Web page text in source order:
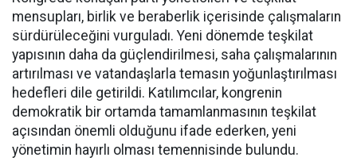
mensupları, birlik ve beraberlik içerisinde çalışmaların
sürdürüleceğini vurguladı. Yeni dönemde teşkilat
yapısının daha da güçlendirilmesi, saha çalışmalarının
artırılması ve vatandaşlarla temasın yoğunlaştırılması
hedefleri dile getirildi. Katılımcılar, kongrenin
demokratik bir ortamda tamamlanmasının teşkilat
açısından önemli olduğunu ifade ederken, yeni
yönetimin hayırlı olması temennisinde bulundu.